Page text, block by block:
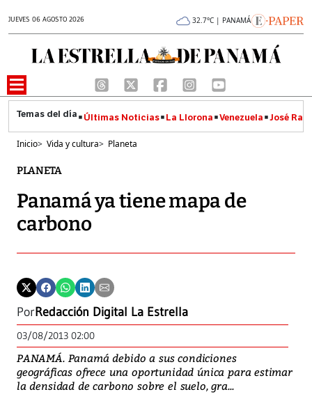
JUEVES 06 AGOSTO 2026 32.7°C | PANAMÁ
Últimas Noticias La Llorona Venezuela José
Inicio> Vida y cultura> Planeta
PLANETA
Panamá ya tiene mapa de
carbono
PorRedacción Digital La Estrella
03/08/2013 02:00
PANAMÁ. Panamá debido a sus condiciones
geográficas ofrece una oportunidad única para estimar
la densidad de carbono sobre el suelo, gra...